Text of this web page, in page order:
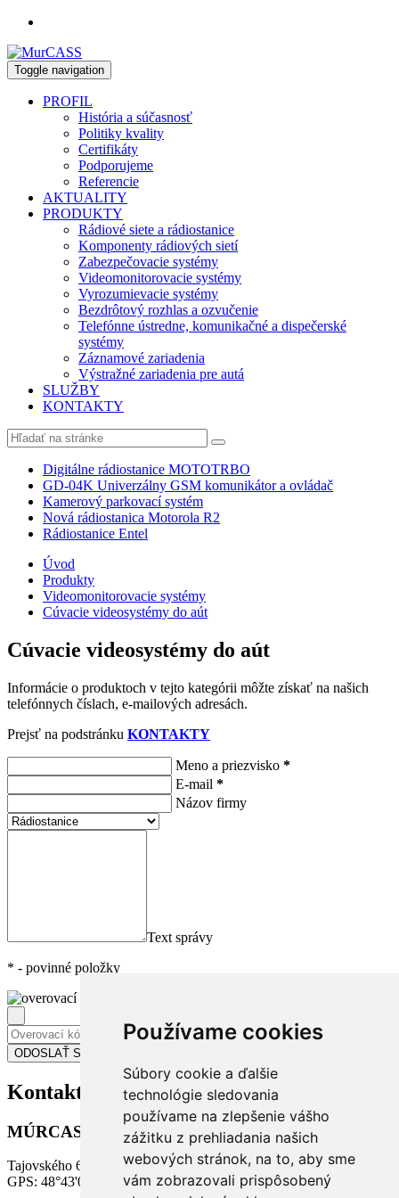
Používame cookies
Súbory cookie a ďalšie
technológie sledovania
používame na zlepšenie vášho
zážitku z prehliadania našich
webových stránok, na to, aby sme
vám zobrazovali prispôsobený
Toggle navigation
PROFIL
História a súčasnosť
Politiky kvality
Certifikáty
Podporujeme
Referencie
AKTUALITY
PRODUKTY
Rádiové siete a rádiostanice
Komponenty rádiových sietí
Zabezpečovacie systémy
Videomonitorovacie systémy
Vyrozumievacie systémy
Bezdrôtový rozhlas a ozvučenie
Telefónne ústredne, komunikačné a dispečerské
systémy
Záznamové zariadenia
Výstražné zariadenia pre autá
SLUŽBY
KONTAKTY
Digitálne rádiostanice MOTOTRBO
GD-04K Univerzálny GSM komunikátor a ovládač
Kamerový parkovací systém
Nová rádiostanica Motorola R2
Rádiostanice Entel
Úvod
Produkty
Videomonitorovacie systémy
Cúvacie videosystémy do aút
Cúvacie videosystémy do aút
Informácie o produktoch v tejto kategórii môžte získať na našich
telefónnych číslach, e-mailových adresách.
Prejsť na podstránku KONTAKTY
Meno a priezvisko *
E-mail *
Názov firmy
Text správy
* - povinné položky
Kontakt na nás
MÚRCASS s.r.o.
Tajovského 6, 04001 Košice, Slovensko
GPS: 48°43'07,65"N, 21°15'15,00"E